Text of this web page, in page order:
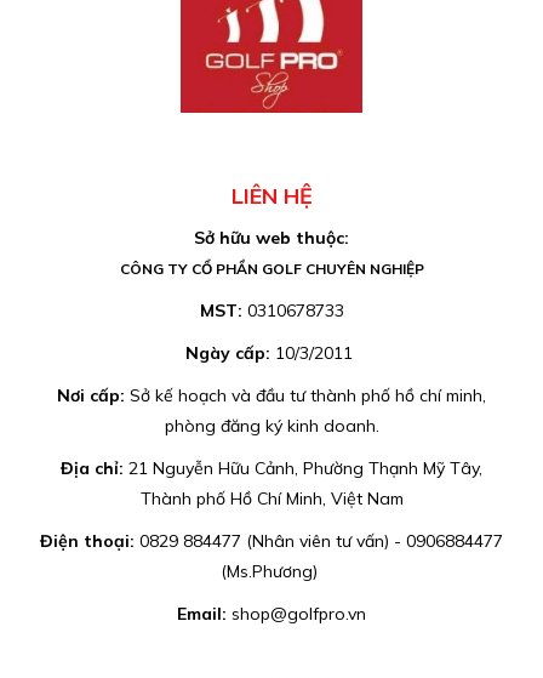
LIÊN HỆ
Sở hữu web thuộc:
CÔNG TY CỔ PHẦN GOLF CHUYÊN NGHIỆP
MST: 0310678733
Ngày cấp: 10/3/2011
Nơi cấp: Sở kế hoạch và đầu tư thành phố hồ chí minh,
phòng đăng ký kinh doanh.
Địa chỉ: 21 Nguyễn Hữu Cảnh, Phường Thạnh Mỹ Tây,
Thành phố Hồ Chí Minh, Việt Nam
Điện thoại: 0829 884477 (Nhân viên tư vấn) - 0906884477
(Ms.Phương)
Email: shop@golfpro.vn